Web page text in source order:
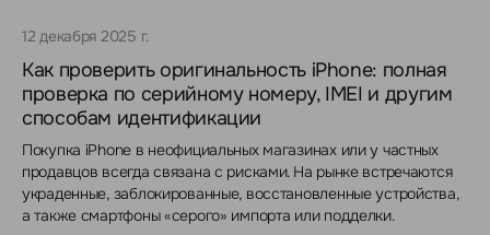
12 декабря 2025 г.
Как проверить оригинальность iPhone: полная
проверка по серийному номеру, IMEI и другим
способам идентификации
Покупка iPhone в неофициальных магазинах или у частных
продавцов всегда связана с рисками. На рынке встречаются
украденные, заблокированные, восстановленные устройства,
а также смартфоны «серого» импорта или подделки.